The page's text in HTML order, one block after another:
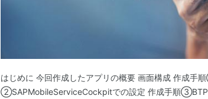
はじめに 今回作成したアプリの概要 画面構成 作成手
②SAPMobileServiceCockpitでの設定 作成手順